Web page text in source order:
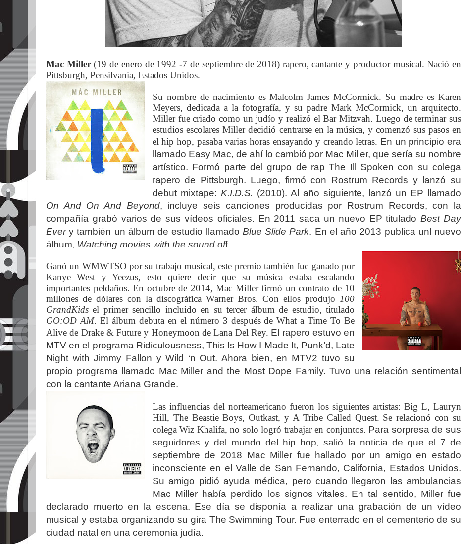
Mac Miller(19 de enero de 1992 -7 de septiembre de 2018) rapero, cantante y productor musical. Nació en
Pittsburgh, Pensilvania, Estados Unidos.
Su nombre de nacimiento es Malcolm James McCormick. Su madre es Karen
Meyers, dedicada a la fotografía, y su padre Mark McCormick, un arquitecto.
Miller fue criado como un judío y realizó el Bar Mitzvah. Luego de terminar sus
estudios escolares Miller decidió centrarse en la música, y comenzó sus pasos en
el hip hop, pasaba varias horas ensayando y creando letras. En un principio era
llamado Easy Mac, de ahí lo cambió por Mac Miller, que sería su nombre
artístico. Formó parte del grupo de rap The Ill Spoken con su colega
rapero de Pittsburgh. Luego, firmó con Rostrum Records y lanzó su
debut mixtape: K.I.D.S. (2010). Al año siguiente, lanzó un EP llamado
On And On And Beyond, incluye seis canciones producidas por Rostrum Records, con la
compañía grabó varios de sus vídeos oficiales. En 2011 saca un nuevo EP tituladoBest Day
Every también un álbum de estudio llamado Blue Slide Park. En el año 2013 publica unl nuevo
álbum, Watching movies with the sound off.
Ganó un WMWTSO por su trabajo musical, este premio también fue ganado por
Kanye West y Yeezus, esto quiere decir que su música estaba escalando
importantes peldaños. En octubre de 2014, Mac Miller firmó un contrato de 10
millones de dólares con la discográfica Warner Bros. Con ellos produjo 100
GrandKids el primer sencillo incluido en su tercer álbum de estudio, titulado
GO:OD AM. El álbum debuta en el número 3 después de What a Time To Be
Alive de Drake & Future y Honeymoon de Lana Del Rey. El rapero estuvo en
MTV en el programa Ridiculousness, This Is How I Made It, Punk’d, Late
Night with Jimmy Fallon y Wild ‘n Out. Ahora bien, en MTV2 tuvo su
propio programa llamado Mac Miller and the Most Dope Family. Tuvo una relación sentimental
con la cantante Ariana Grande.
Las influencias del norteamericano fueron los siguientes artistas: Big L, Lauryn
Hill, The Beastie Boys, Outkast, y A Tribe Called Quest. Se relacionó con su
colega Wiz Khalifa, no solo logró trabajar en conjuntos. Para sorpresa de sus
seguidores y del mundo del hip hop, salió la noticia de que el 7 de
septiembre de 2018 Mac Miller fue hallado por un amigo en estado
inconsciente en el Valle de San Fernando, California, Estados Unidos.
Su amigo pidió ayuda médica, pero cuando llegaron las ambulancias
Mac Miller había perdido los signos vitales. En tal sentido, Miller fue
declarado muerto en la escena. Ese día se disponía a realizar una grabación de un vídeo
musical y estaba organizando su gira The Swimming Tour. Fue enterrado en el cementerio de su
ciudad natal en una ceremonia judía.